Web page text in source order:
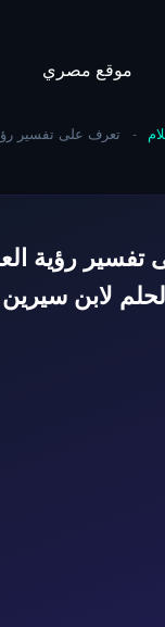
موقع مصري
-
تعرف على تفسير
تفسير رؤية
الحلم لابن سيرين